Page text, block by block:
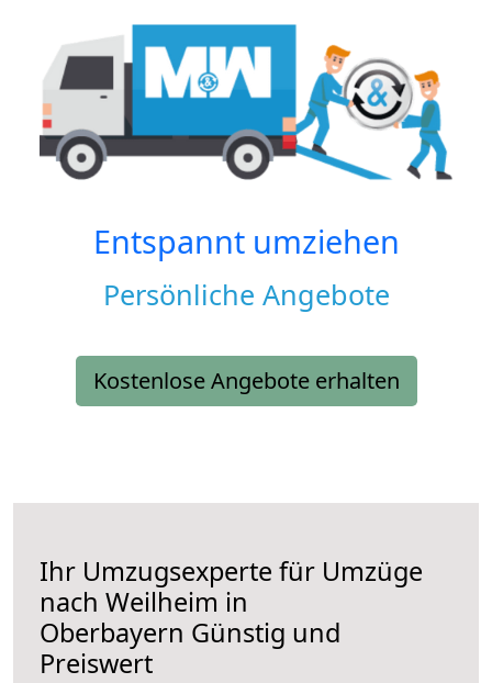
Entspannt umziehen
Persönliche Angebote
Kostenlose Angebote erhalten
Ihr Umzugsexperte für Umzüge
nach Weilheim in
Oberbayern Günstig und
Preiswert